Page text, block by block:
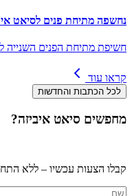
נחשפה מתיחת פנים לסיאט איביזה
חשיפת מתיחת הפנים
קראו עוד
לכל הכתבות והחדשות
מחפשים סיאט איביזה?
קבלו הצעות עכשיו – ללא